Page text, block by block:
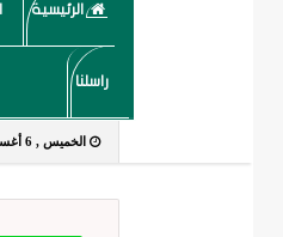
الرئيسية
راسلنا
الخميس , 6 أغسطس 2026